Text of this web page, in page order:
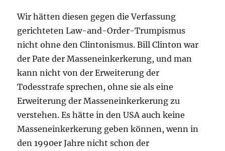
Wir hätten diesen gegen die Verfassung
gerichteten Law-and-Order-Trumpismus
nicht ohne den Clintonismus. Bill Clinton war
der Pate der Masseneinkerkerung, und man
kann nicht von der Erweiterung der
Todesstrafe sprechen, ohne sie als eine
Erweiterung der Masseneinkerkerung zu
verstehen. Es hätte in den USA auch keine
Masseneinkerkerung geben können, wenn in
den 1990er Jahre nicht schon der